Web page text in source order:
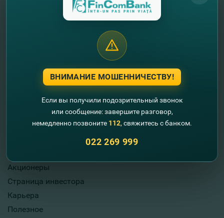
Полезная информация
Акционеры
Страница инвестора
Карьера
Полезное
ВНИМАНИЕ МОШЕННИЧЕСТВУ!
Если вы получили подозрительный звонок
или сообщение: завершите разговор,
немедленно позвоните 112, свяжитесь с банком.
022 269 999